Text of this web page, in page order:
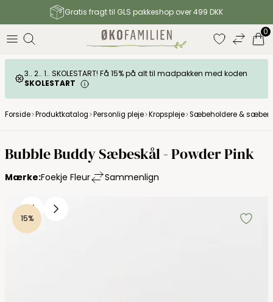
Gratis fragt til GLS pakkeshop over 499 DKK
0
3.. 2.. 1.. SKOLESTART! Få 15% på alt til madpakken med koden
SKOLESTART
Forside Produktkatalog Personlig pleje Kropspleje Sæbeholdere &
Bubble Buddy Sæbeskål - Powder Pink
Mærke:Foekje Fleur Sammenlign
15%